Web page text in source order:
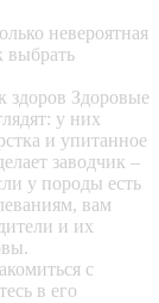
невероятная
выбрать
здоров Здоровые
у них
и упитанное
заводчик –
у породы есть
вам
и их
с
в его